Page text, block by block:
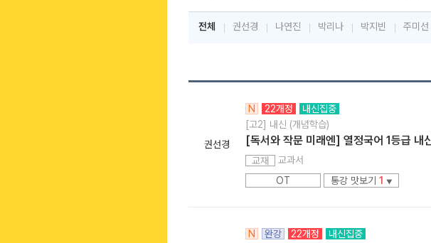
전체 권선경 나연진 박리나 박지빈 주미선
권선경
N 22개정
내신집중
[고2] 내신 (개념학습)
[독서와 작문 미래엔] 열정국어 1등급 내
교재
교과서
OT
통강 맛보기 1 ▼
N 완강 22개정
내신집중